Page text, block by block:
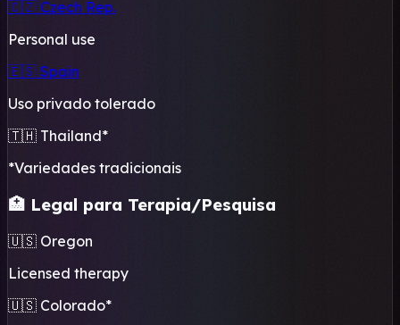
🇨🇿 Czech Rep.
Personal use
🇪🇸 Spain
Uso privado tolerado
🇹🇭 Thailand*
*Variedades tradicionais
🏥 Legal para Terapia/Pesquisa
🇺🇸 Oregon
Licensed therapy
🇺🇸 Colorado*